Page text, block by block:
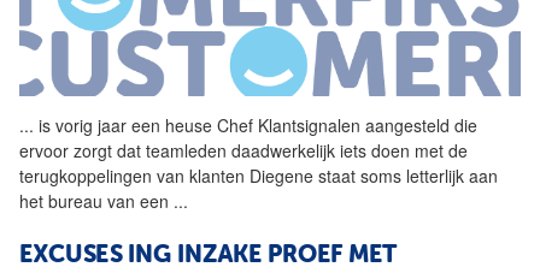
... is vorig jaar een heuse Chef Klantsignalen aangesteld die
ervoor zorgt dat teamleden daadwerkelijk iets doen met de
terugkoppelingen van klanten Diegene staat soms letterlijk aan
het bureau van een ...
EXCUSES ING INZAKE PROEF MET